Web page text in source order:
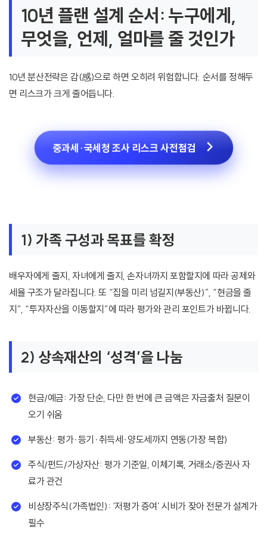
10년 플랜 설계 순서: 누구에게,
무엇을, 언제, 얼마를 줄 것인가
10년 분산전략은 감(感)으로 하면 오히려 위험합니다. 순서를 정해두
면 리스크가 크게 줄어듭니다.
중과세·국세청 조사 리스크 사전점검
1) 가족 구성과 목표를 확정
배우자에게 줄지, 자녀에게 줄지, 손자녀까지 포함할지에 따라 공제와
세율 구조가 달라집니다. 또 “집을 미리 넘길지(부동산)”, “현금을 줄
지”, “투자자산을 이동할지”에 따라 평가와 관리 포인트가 바뀝니다.
2) 상속재산의 ‘성격’을 나눔
현금/예금: 가장 단순, 다만 한 번에 큰 금액은 자금출처 질문이
오기 쉬움
부동산: 평가·등기·취득세·양도세까지 연동(가장 복합)
주식/펀드/가상자산: 평가 기준일, 이체기록, 거래소/증권사 자
료가 관건
비상장주식(가족법인): ‘저평가 증여’ 시비가 잦아 전문가 설계가
필수